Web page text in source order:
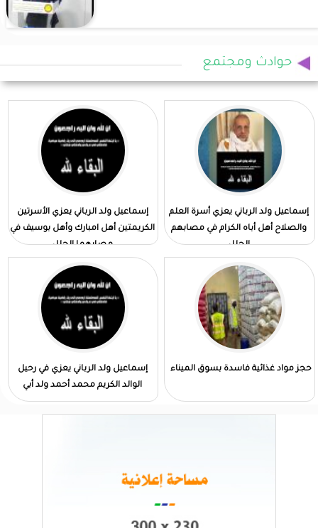
حوادث ومجتمع
إسماعيل ولد الرباني يعزي أسرة العلم
والصلاح أهل أباه الكرام في مصابهم
الجلل
إسماعيل ولد الرباني يعزي الأسرتين
الكريمتين أهل امبارك وأهل بوسيف في
مصابهما الجلل
حجز مواد غذائية فاسدة بسوق الميناء
إسماعيل ولد الرباني يعزي في رحيل
الوالد الكريم محمد أحمد ولد أبي